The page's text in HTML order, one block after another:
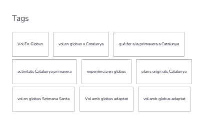
Tags
Vol En Globus vol en globus a Catalunya què fer a la primavera a Catalunya
activitats Catalunya primavera experiència en globus plans originals Catalunya
vol en globus Setmana Santa Vol amb globus adaptat vol amb globus adaptat